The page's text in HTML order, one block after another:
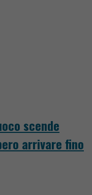
scende
arrivare fino